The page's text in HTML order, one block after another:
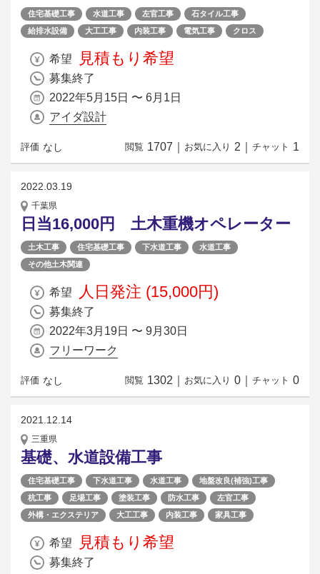
住宅基礎工事 水道工事 左官工事
石タイル工事
給排水設備
大工工事 内装工事 電気工事 クロス
希望 見積もり希望
募集終了
2022年5月15日 〜 6月1日
アイダ設計
評価 なし 閲覧 1707 お気に入り 2 チャット 1
2022.03.19
千葉県
日当16,000円 土木重機オペレーター
土木工事 住宅基礎工事 下水道工事
水道工事
その他土木関連
希望 人日発注 (15,000円)
募集終了
2022年3月19日 〜 9月30日
フリーワーク
評価 なし 閲覧 1302 お気に入り 0 チャット 0
2021.12.14
三重県
基礎、水道設備工事
住宅基礎工事 下水道工事 水道工事
地盤改良(補強)工事
杭工事
足場工事 塗装工事 防水工事
左官工事
外構・エクステリア
大工工事 内装工事 家具工事
希望 見積もり希望
募集終了